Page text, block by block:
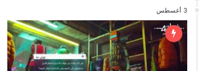
3 أغسطس